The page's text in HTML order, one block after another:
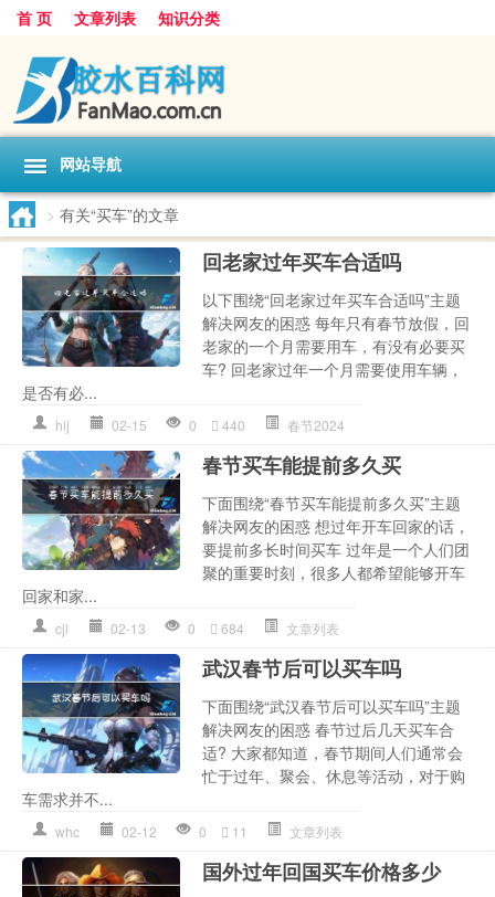
首 页 文章列表 知识分类
网站导航
> 有关“买车”的文章
回老家过年买车合适吗
以下围绕“回老家过年买车合适吗”主题
解决网友的困惑 每年只有春节放假，回
老家的一个月需要用车，有没有必要买
车? 回老家过年一个月需要使用车辆，
是否有必...
hlj 02-15 0 440 春节2024
春节买车能提前多久买
下面围绕“春节买车能提前多久买”主题
解决网友的困惑 想过年开车回家的话，
要提前多长时间买车 过年是一个人们团
聚的重要时刻，很多人都希望能够开车
回家和家...
cjl 02-13 0 684 文章列表
武汉春节后可以买车吗
下面围绕“武汉春节后可以买车吗”主题
解决网友的困惑 春节过后几天买车合
适? 大家都知道，春节期间人们通常会
忙于过年、聚会、休息等活动，对于购
车需求并不...
whc 02-12 0 11 文章列表
国外过年回国买车价格多少